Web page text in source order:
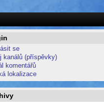
se
kanálů (příspěvky)
komentářů
lokalizace